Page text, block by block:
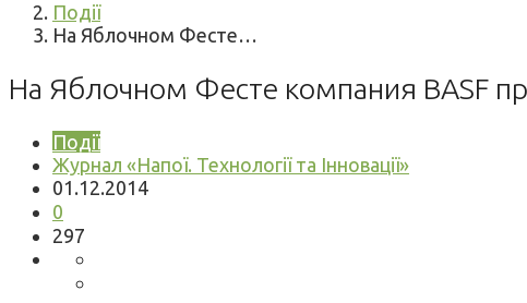
Події
На Яблочном Фесте…
На Яблочном Фесте компания BASF
Події
Журнал «Напої. Технології та Інновації»
01.12.2014
0
297